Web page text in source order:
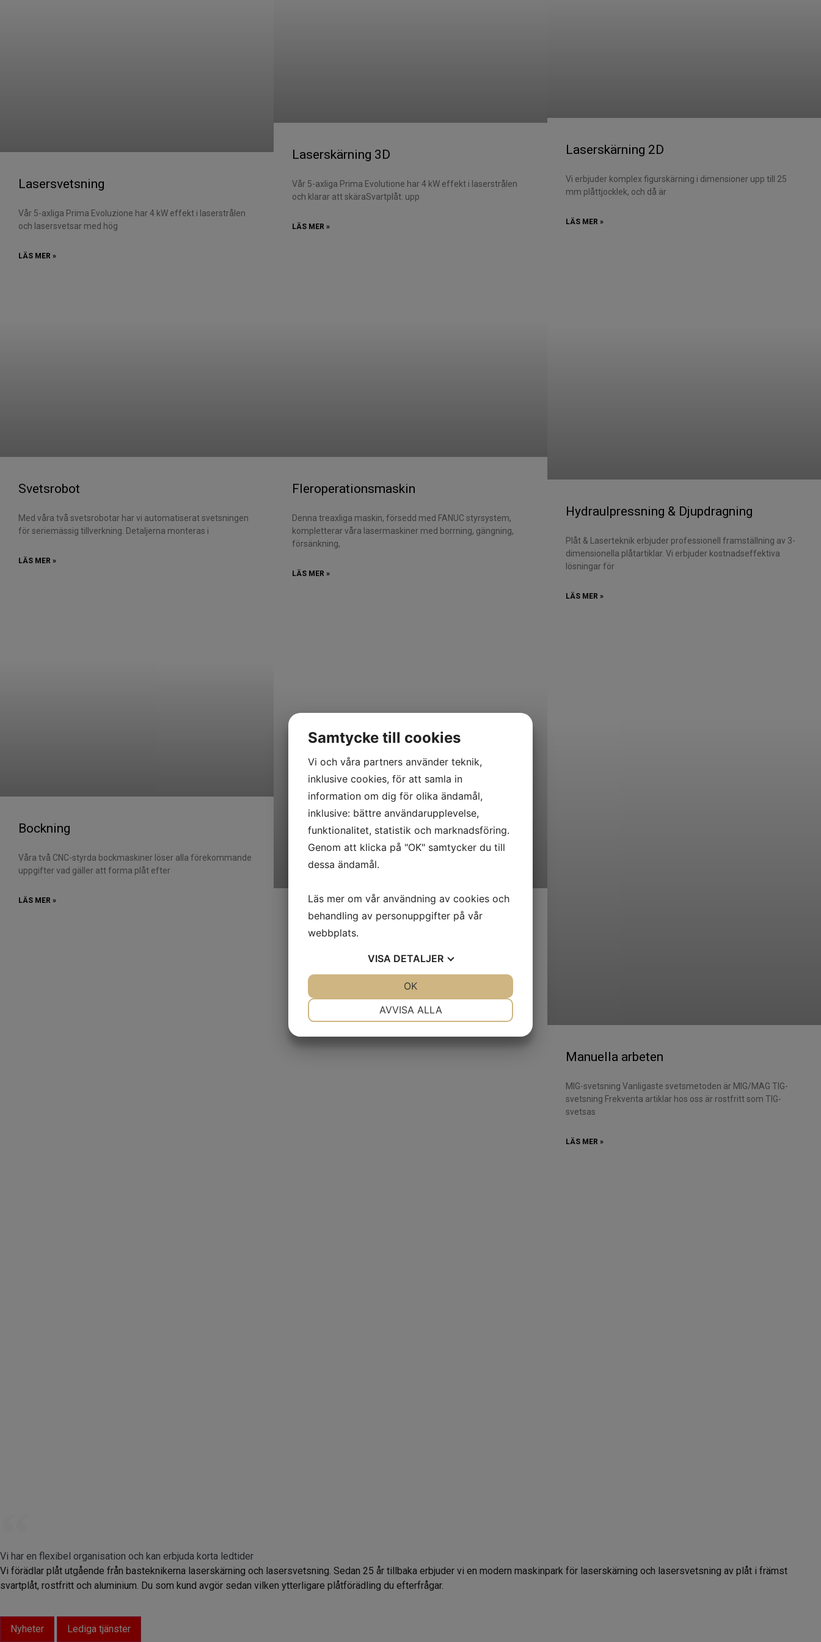
Lasersvetsning
Vår 5-axliga Prima Evoluzione har 4 kW effekt i laserstrålen
och lasersvetsar med hög
LÄS MER »
Laserskärning 3D
Vår 5-axliga Prima Evolutione har 4 kW effekt i laserstrålen
och klarar att skära​Svartplåt: upp
LÄS MER »
Laserskärning 2D
Vi erbjuder komplex figurskärning i dimensioner upp till 25
mm plåttjocklek, och då är
LÄS MER »
Svetsrobot
Med våra två svetsrobotar har vi automatiserat svetsningen
för seriemässig tillverkning. Detaljerna monteras i
LÄS MER »
Fleroperationsmaskin
Denna treaxliga maskin, försedd med FANUC styrsystem,
kompletterar våra lasermaskiner med borrning, gängning,
försänkning,
LÄS MER »
Hydraulpressning & Djupdragning
Plåt & Laserteknik erbjuder professionell framställning av 3-
dimensionella plåtartiklar. Vi erbjuder kostnadseffektiva
lösningar för
LÄS MER »
Bockning
Våra två CNC-styrda bockmaskiner löser alla förekommande
uppgifter vad gäller att forma plåt efter
LÄS MER »
Avgradningsmaskin
Vi har nu en effektiv
LÄS MER »
Manuella arbeten
MIG-svetsning Vanligaste svetsmetoden är MIG/MAG TIG-
svetsning Frekventa artiklar hos oss är rostfritt som TIG-
svetsas
LÄS MER »
Vi har en flexibel organisation och kan erbjuda korta ledtider
Vi förädlar plåt utgående från basteknikerna laserskärning och lasersvetsning. Sedan 25 år tillbaka erbjuder vi en modern maskinpark för laserskärning och lasersvetsning av plåt i främst
svartplåt, rostfritt och aluminium. Du som kund avgör sedan vilken ytterligare plåtförädling du efterfrågar.
Nyheter Lediga tjänster
Samtycke till cookies
Vi och våra partners använder teknik,
inklusive cookies, för att samla in
information om dig för olika ändamål,
inklusive: bättre användarupplevelse,
funktionalitet, statistik och marknadsföring.
Genom att klicka på "OK" samtycker du till
dessa ändamål.
Läs mer om vår användning av cookies och
behandling av personuppgifter på vår
webbplats.
VISA DETALJER
AVVISA ALLA
OK